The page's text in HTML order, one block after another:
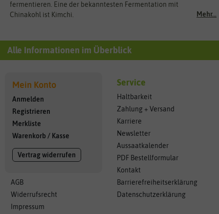
Mehr...
fermentieren. Eine der bekanntesten Fermentation mit
Chinakohl ist Kimchi.
Alle Informationen im Überblick
Mein Konto
Anmelden
Registrieren
Merkliste
Warenkorb / Kasse
Vertrag widerrufen
AGB
Widerrufsrecht
Impressum
Service
Haltbarkeit
Zahlung + Versand
Karriere
Newsletter
Aussaatkalender
PDF Bestellformular
Kontakt
Barrierefreiheitserklärung
Datenschutzerklärung